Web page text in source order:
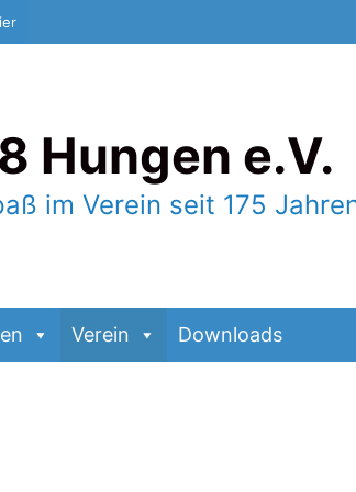
Hungen e.V.
im Verein seit 175
Verein Downloads